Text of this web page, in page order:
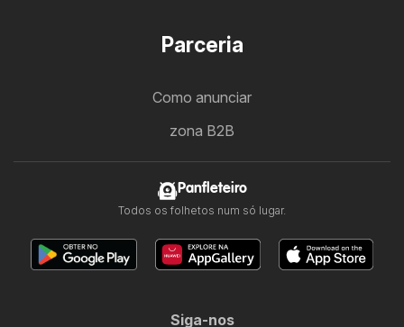
Parceria
Como anunciar
zona B2B
Panfleteiro
Todos os folhetos num só lugar.
Siga-nos